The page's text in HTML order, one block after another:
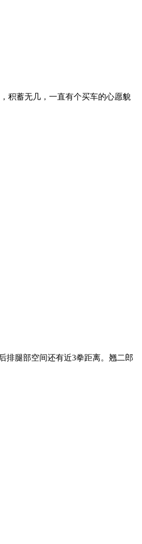
个人特征：路痴。 爸妈实际行动支
积蓄无几，一直有个买车的心愿貌